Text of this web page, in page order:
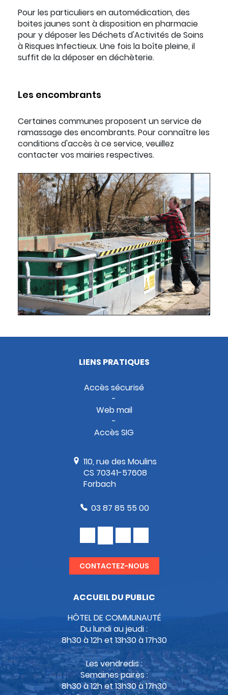
Pour les particuliers en automédication, des
boites jaunes sont à disposition en pharmacie
pour y déposer les Déchets d'Activités de Soins
à Risques Infectieux. Une fois la boîte pleine, il
suffit de la déposer en déchèterie.
Les encombrants
Certaines communes proposent un service de
ramassage des encombrants. Pour connaître les
conditions d'accès à ce service, veuillez
contacter vos mairies respectives.
LIENS PRATIQUES
Accès sécurisé
Web mail
Accès SIG
110, rue des Moulins
CS 70341-57608
Forbach
03 87 85 55 00
CONTACTEZ-NOUS
ACCUEIL DU PUBLIC
HÔTEL DE COMMUNAUTÉ
Du lundi au jeudi :
8h30 à 12h et 13h30 à 17h30
Les vendredis :
Semaines paires :
8h30 à 12h et 13h30 à 17h30